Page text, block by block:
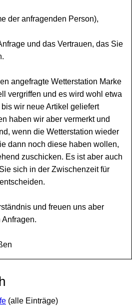
der anfragenden Person),
und das Vertrauen, das Sie
angefragte Wetterstation Marke
vergriffen und es wird wohl etwa
wir neue Artikel geliefert
haben wir aber vermerkt und
wenn die Wetterstation wieder
dann noch diese haben wollen,
zuschicken. Es ist aber auch
sich in der Zwischenzeit für
und freuen uns aber
Anfragen.
(alle Einträge)